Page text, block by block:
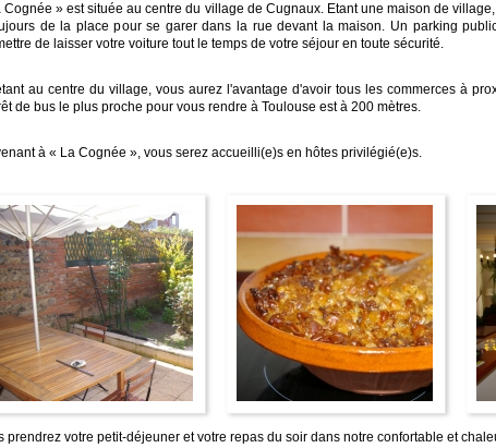
Cognée » est située au centre du village de Cugnaux. Etant une maison de
de la place pour se garer dans la rue devant la maison. Un parking
de laisser votre voiture tout le temps de votre séjour en toute sécurité.
au centre du village, vous aurez l'avantage d'avoir tous les commerces à
de bus le plus proche pour vous rendre à Toulouse est à 200 mètres.
à « La Cognée », vous serez accueilli(e)s en hôtes privilégié(e)s.
prendrez votre petit-déjeuner et votre repas du soir dans notre confortable et